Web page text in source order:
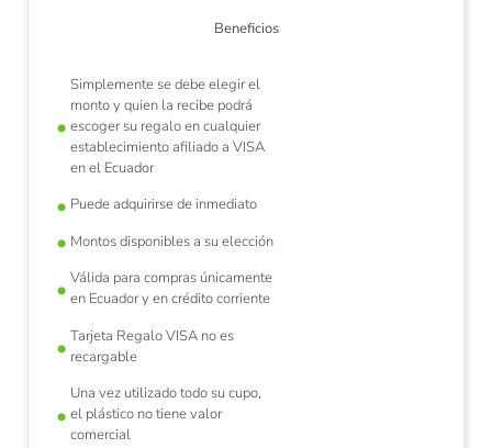
Beneficios
Simplemente se debe elegir el
monto y quien la recibe podrá
escoger su regalo en cualquier
establecimiento afiliado a VISA
en el Ecuador
Puede adquirirse de inmediato
Montos disponibles a su elección
Válida para compras únicamente
en Ecuador y en crédito corriente
Tarjeta Regalo VISA no es
recargable
Una vez utilizado todo su cupo,
el plástico no tiene valor
comercial